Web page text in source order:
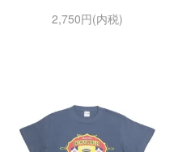
2,750円(内税)